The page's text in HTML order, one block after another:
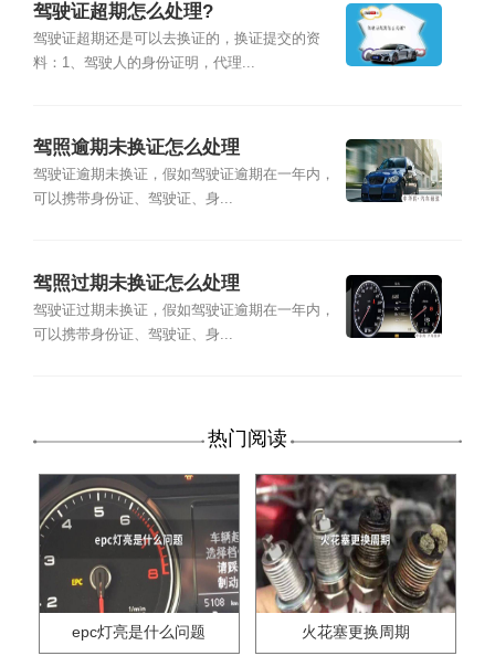
驾驶证超期怎么处理?
驾驶证超期还是可以去换证的，换证提交的资
料：1、驾驶人的身份证明，代理...
驾照逾期未换证怎么处理
驾驶证逾期未换证，假如驾驶证逾期在一年内，
可以携带身份证、驾驶证、身...
驾照过期未换证怎么处理
驾驶证过期未换证，假如驾驶证逾期在一年内，
可以携带身份证、驾驶证、身...
热门阅读
epc灯亮是什么问题 火花塞更换周期